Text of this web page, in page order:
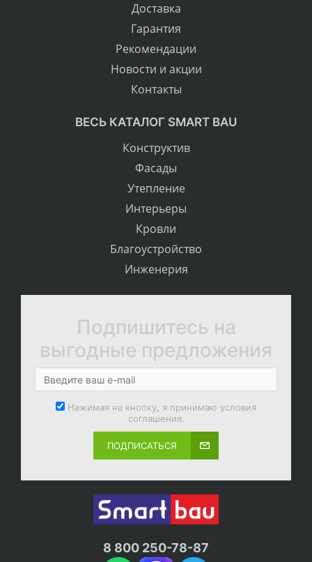
Доставка
Гарантия
Рекомендации
Новости и акции
Контакты
ВЕСЬ КАТАЛОГ SMART BAU
Конструктив
Фасады
Утепление
Интерьеры
Кровли
Благоустройство
Инженерия
Подпишитесь на
выгодные предложения
Нажимая на кнопку, я принимаю условия
соглашения.
ПОДПИСАТЬСЯ
8 800 250-78-87